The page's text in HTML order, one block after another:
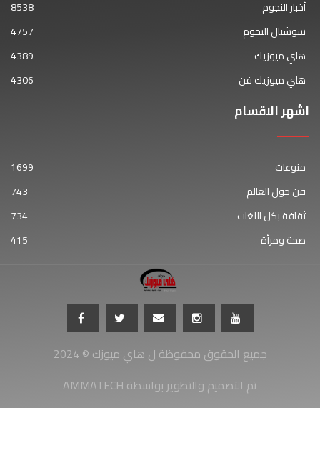
أخبار النجوم
8538
سوشيال النجوم
4757
هاي ميوزيك
4389
هاي ميوزيك فن
4306
اشهر الاقسام
منوعات
1699
فن حول العالم
743
ثقافة بكل اللغات
734
صحة ومرأة
415
جميع الحقوق محفوظة ل هاي ميوزك © 2024
AMMATECH تم التصميم والتطوير بواسطة